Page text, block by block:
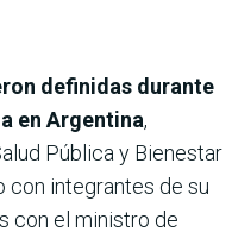
definidas durante
en Argentina,
Pública y Bienestar
con integrantes de su
con el ministro de